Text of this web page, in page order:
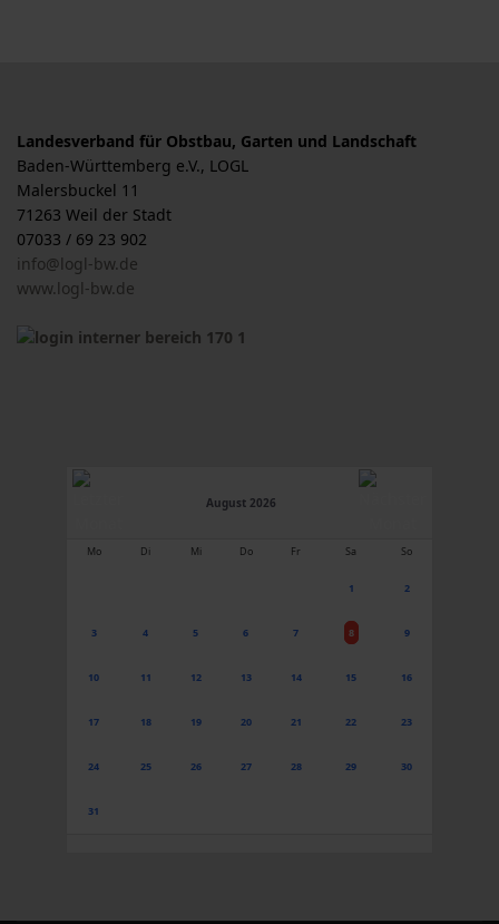
Landesverband für Obstbau, Garten und Landschaft
Baden-Württemberg e.V., LOGL
Malersbuckel 11
71263 Weil der Stadt
07033 / 69 23 902
info@logl-bw.de
www.logl-bw.de
August 2026
Mo Di Mi Do Fr Sa So
1 2
3 4 5 6 7 8 9
10 11 12 13 14 15 16
17 18 19 20 21 22 23
24 25 26 27 28 29 30
31